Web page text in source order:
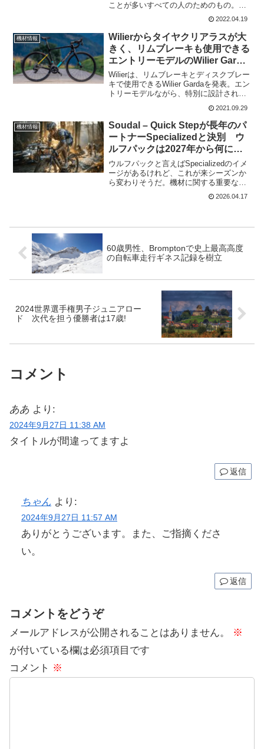
ことが多いすべての人のためのもの。
Tocsenの3人の創業者の一人、アレクサ
ンダー・シューマッハーは、「アウトド
アでの冒険は、安全第一で」と語る。ヘ
ルメットに搭載...
2022.04.19
機材情報
Wilierからタイヤクリアラスが大
きく、リムブレーキも使用できる
エントリーモデルのWilier Garda
登場
Wilierは、リムブレーキとディスクブレー
キで使用できるWilier Gardaを発表。エン
トリーモデルながら、特別に設計された
ステムを使用してケーブル内部ルーティ
ングも実現。ディスクブレーキモデルで
は、32mmのタイヤクリアランス。リ
ム...
2021.09.29
機材情報
Soudal – Quick Stepが長年のパ
ートナーSpecializedと決別 ウ
ルフパックは2027年から何に乗
る?
ウルフパックと言えばSpecializedのイメ
ージがあるけれど、これが来シーズンか
ら変わりそうだ。機材に関する重要な動
きが報じられた。Soudal - Quick Stepお
よび女子チームのAG Insurance-Soudal
2026.04.17
60歳男性、Bromptonで史上最高高度
の自転車走行ギネス記録を樹立
2024世界選手権男子ジュニアロー
ド 次代を担う優勝者は17歳!
コメント
ああ より:
2024年9月27日 11:38 AM
タイトルが間違ってますよ
返信
ちゃん より:
2024年9月27日 11:57 AM
ありがとうございます。また、ご指摘くださ
い。
返信
コメントをどうぞ
メールアドレスが公開されることはありません。
※
が付いている欄は必須項目です
コメント ※